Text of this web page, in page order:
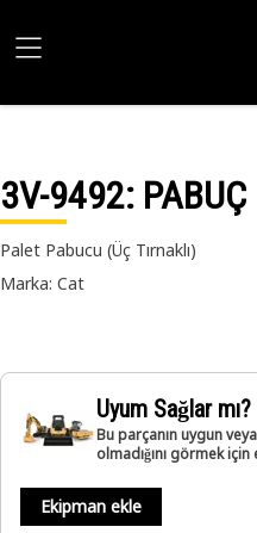
3V-9492: PABUÇ
Palet Pabucu (Üç Tırnaklı)
Marka: Cat
Uyum Sağlar mı?
Bu parçanın uygun
olmadığını görmek için
Ekipman ekle